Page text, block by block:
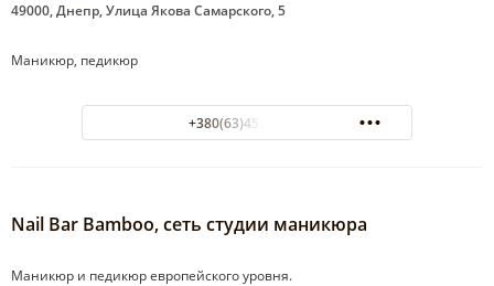
49000, Днепр, Улица Якова Самарского, 5
Маникюр, педикюр
+380(63)452-91-23
Nail Bar Bamboo, сеть студии маникюра
Маникюр и педикюр европейского уровня.